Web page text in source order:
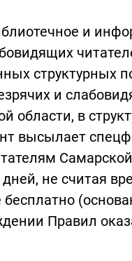
и
структурных
и
области, в
высылает
не считая
бесплатно
Правил